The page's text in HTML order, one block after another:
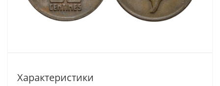
Характеристики